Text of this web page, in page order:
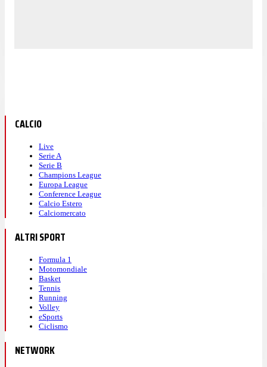
CALCIO
Live
Serie A
Serie B
Champions League
Europa League
Conference League
Calcio Estero
Calciomercato
ALTRI SPORT
Formula 1
Motomondiale
Basket
Tennis
Running
Volley
eSports
Ciclismo
NETWORK